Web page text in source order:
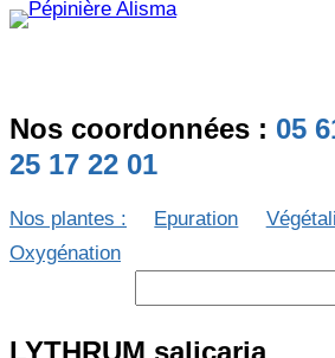
Nos coordonnées : 05
25 17 22 01
Nos plantes : Epuration
Oxygénation
LYTHRUM salicaria